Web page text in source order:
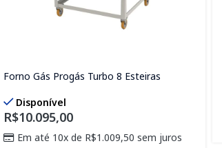
Forno Gás Progás Turbo 8 Esteiras
Disponível
R$10.095,00
Em até 10x de R$1.009,50 sem juros